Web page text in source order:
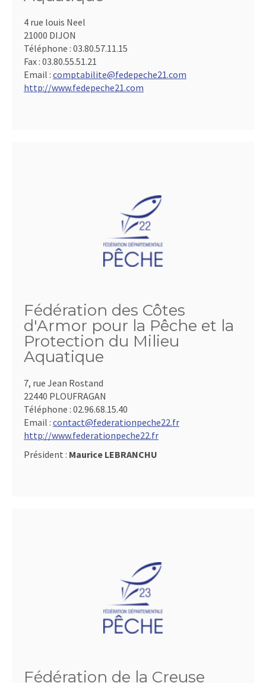
4 rue louis Neel
21000 DIJON
Téléphone : 03.80.57.11.15
Fax : 03.80.55.51.21
Email : comptabilite@fedepeche21.com
http://www.fedepeche21.com
Fédération des Côtes
d'Armor pour la Pêche et la
Protection du Milieu
Aquatique
7, rue Jean Rostand
22440 PLOUFRAGAN
Téléphone : 02.96.68.15.40
Email : contact@federationpeche22.fr
http://www.federationpeche22.fr
Président : Maurice LEBRANCHU
Fédération de la Creuse